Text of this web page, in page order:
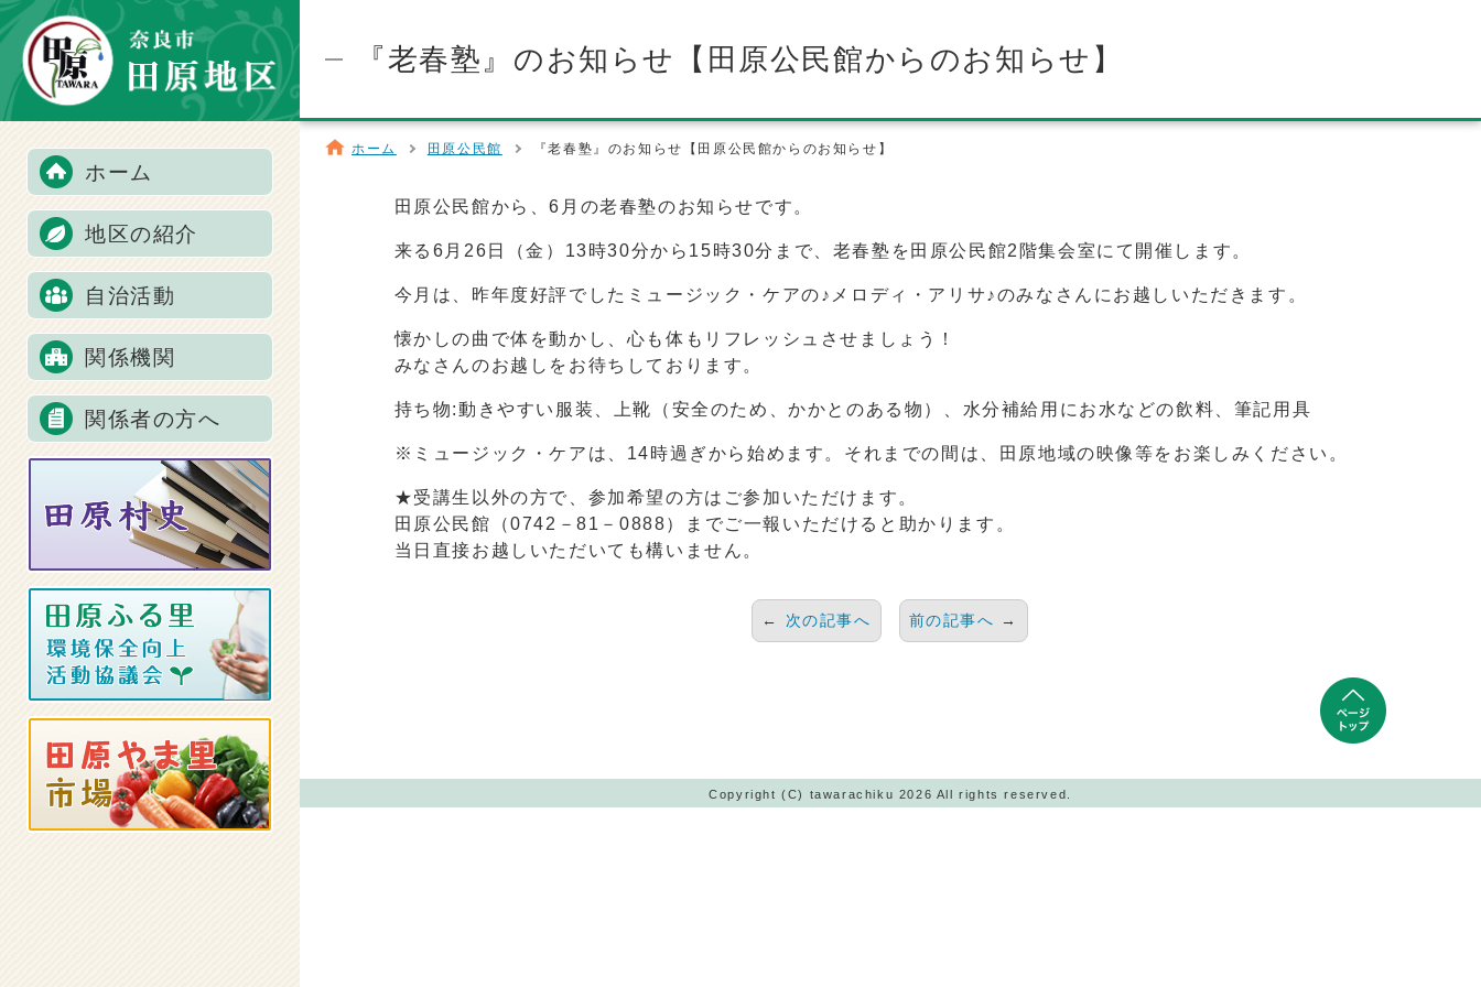
ホーム
地区の紹介
自治活動
関係機関
関係者の方へ
『老春塾』のお知らせ【田原公民館からのお知らせ】
ホーム 田原公民館 『老春塾』のお知らせ【田原公民館からのお知らせ】
田原公民館から、6月の老春塾のお知らせです。
来る6月26日（金）13時30分から15時30分まで、老春塾を田原公民館2階集会室にて開催します。
今月は、昨年度好評でしたミュージック・ケアの♪メロディ・アリサ♪のみなさんにお越しいただきます。
懐かしの曲で体を動かし、心も体もリフレッシュさせましょう！
みなさんのお越しをお待ちしております。
持ち物:動きやすい服装、上靴（安全のため、かかとのある物）、水分補給用にお水などの飲料、筆記用具
※ミュージック・ケアは、14時過ぎから始めます。それまでの間は、田原地域の映像等をお楽しみください。
★受講生以外の方で、参加希望の方はご参加いただけます。
田原公民館（0742－81－0888）までご一報いただけると助かります。
当日直接お越しいただいても構いません。
← 次の記事へ 前の記事へ →
Copyright (C) tawarachiku 2026 All rights reserved.